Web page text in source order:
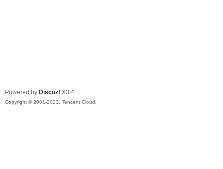
Powered by Discuz! X3.4
Copyright © 2001-2023, Tencent Cloud.